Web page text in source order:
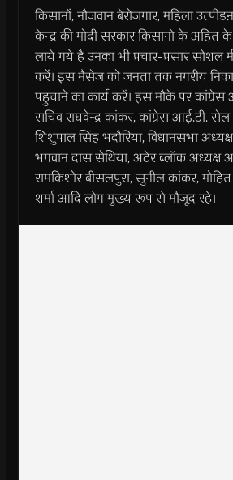
किसानों, नौजवान बेरोजगार, महिला
केन्द्र की मोदी सरकार किसानो के अहित
लाये गये है उनका भी प्रचार-प्रसार सोशल
करें। इस मैसेज को जनता तक नगरीय
पहुचाने का कार्य करें। इस मौके पर
सचिव राघवेन्द्र कांकर, कांग्रेस आई.टी.
शिशुपाल सिंह भदौरिया, विधानसभा
भगवान दास सेथिया, अटेर ब्लॉक अध्यक्ष
रामकिशोर बीसलपुरा, सुनील कांकर, मोहित
शर्मा आदि लोग मुख्य रूप से मौजूद रहे।